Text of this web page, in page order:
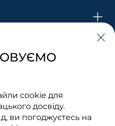
cookie для
досвіду.
ви погоджуєтесь на